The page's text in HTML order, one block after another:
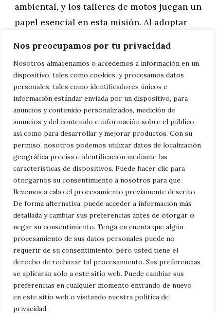
Nos preocupamos por tu privacidad
Nosotros almacenamos o accedemos a información en un
dispositivo, tales como cookies, y procesamos datos
personales, tales como identificadores únicos e
información estándar enviada por un dispositivo, para
anuncios y contenido personalizados, medición de
anuncios y del contenido e información sobre el público,
así como para desarrollar y mejorar productos. Con su
permiso, nosotros podemos utilizar datos de localización
geográfica precisa e identificación mediante las
características de dispositivos. Puede hacer clic para
otorgarnos su consentimiento a nosotros para que
llevemos a cabo el procesamiento previamente descrito.
De forma alternativa, puede acceder a información más
detallada y cambiar sus preferencias antes de otorgar o
negar su consentimiento. Tenga en cuenta que algún
procesamiento de sus datos personales puede no
requerir de su consentimiento, pero usted tiene el
derecho de rechazar tal procesamiento. Sus preferencias
se aplicarán solo a este sitio web. Puede cambiar sus
preferencias en cualquier momento entrando de nuevo
en este sitio web o visitando nuestra política de
privacidad.
ambiental, y los talleres de motos juegan un
papel esencial en esta misión. Al adoptar
responsable de residuos, el uso de piezas
recicladas y reacondicionadas, y la
promoción del reciclaje de aceites usados,
los talleres pueden contribuir
significativamente a la protección del medio
ambiente y a la creación de un futuro más
limpio y sostenible para todos. ¿Buscas el
mejortaller motocicletas ? En
Crestanevada cuidarán de tu moto.
Categorías
General,Motor
Eventos y Competencias de Motos:
Explorando las Pasiones Sobre Ruedas
Guías para la Personalización de
Motocicletas: Ideas y consejos para
personalizar motos